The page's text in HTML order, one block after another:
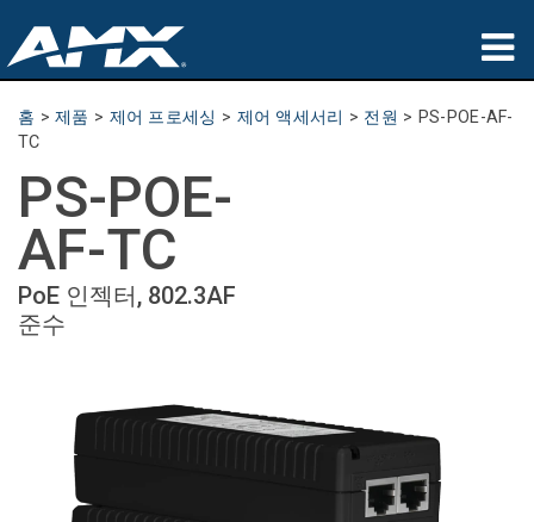
제품
파트너
구매처
교육
홈 >제품 > 제어 프로세싱 > 제어 액세서리 > 전원 > PS-POE-AF-
TC
PS-POE-
AF-TC
PoE 인젝터, 802.3AF
준수